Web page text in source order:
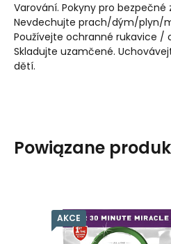
Varování. Pokyny pro bezpečné
Nevdechujte prach/dým/plyn/
Používejte ochranné rukavice
Skladujte uzamčené.
dětí.
Powiązane
AKCE
Jar 30 Minute
Kod:2601055
Kod dost.:750263
EAN:8006530100977
56.53PLN
1.82 PLN / 1 Prací dávky
W magazynie